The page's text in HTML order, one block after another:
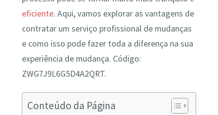
eficiente. Aqui, vamos explorar as vantagens de
contratar um serviço profissional de mudanças
e como isso pode fazer toda a diferença na sua
experiência de mudança. Código:
ZWG7J9L6G5D4A2QRT.
Conteúdo da Página